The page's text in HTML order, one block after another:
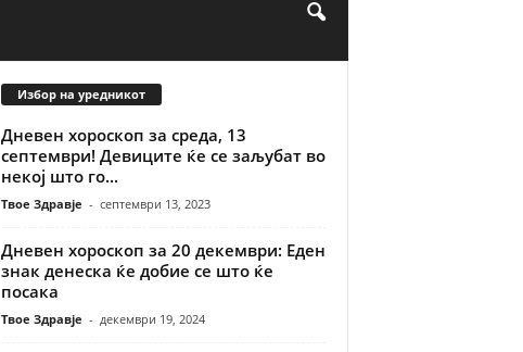
Избор на уредникот
Дневен хороскоп за среда, 13
септември! Девиците ќе се заљубат во
некој што го...
Твое Здравје - септември 13, 2023
Дневен хороскоп за 20 декември: Еден
знак денеска ќе добие се што ќе
посака
Твое Здравје - декември 19, 2024